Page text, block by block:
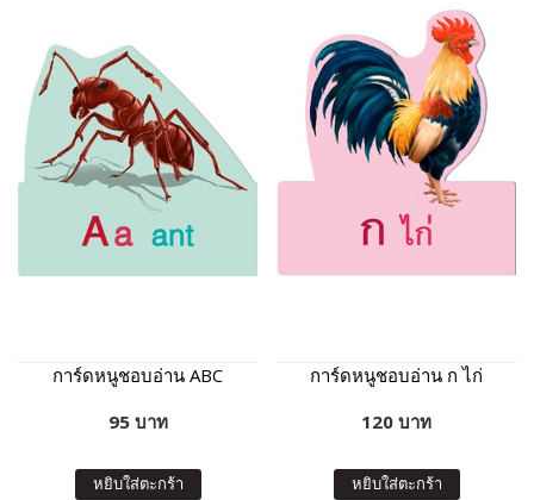
การ์ดหนูชอบอ่าน ABC
95 บาท
หยิบใส่ตะกร้า
การ์ดหนูชอบอ่าน ก ไก่
120 บาท
หยิบใส่ตะกร้า